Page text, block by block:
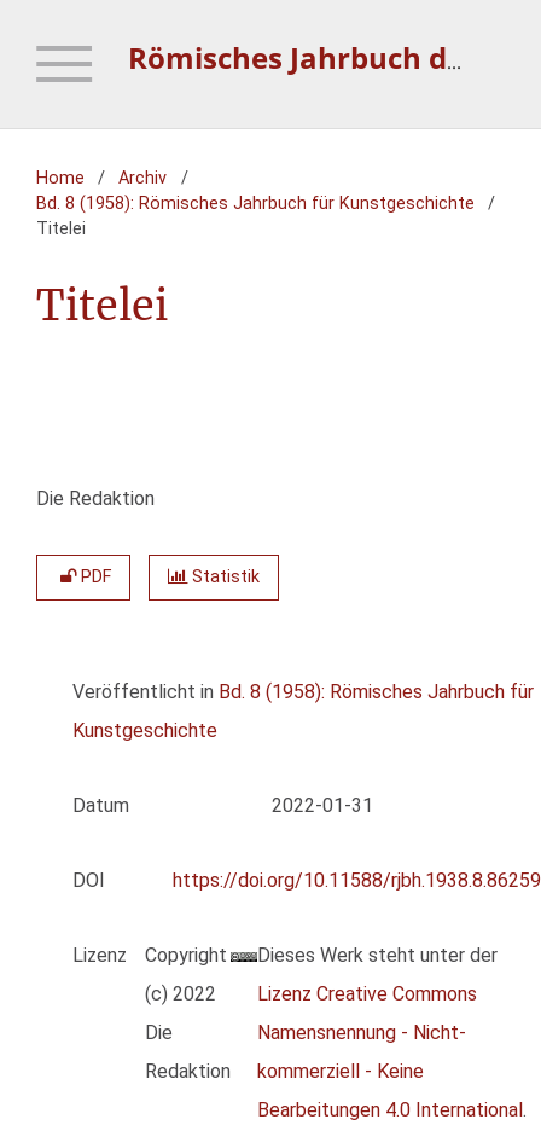
Römisches Jahrbuch der Bibliotheca Hertziana
Home / Archiv
/
Bd. 8 (1958): Römisches Jahrbuch für Kunstgeschichte
/
Titelei
Titelei
Die Redaktion
PDF Statistik
Veröffentlicht in Bd. 8 (1958): Römisches Jahrbuch für
Kunstgeschichte
Datum 2022-01-31
DOI https://doi.org/10.11588/rjbh.1938.8.86259
Lizenz
Copyright
(c) 2022
Die
Redaktion
Dieses Werk steht unter der
Lizenz Creative Commons
Namensnennung - Nicht-
kommerziell - Keine
Bearbeitungen 4.0 International.